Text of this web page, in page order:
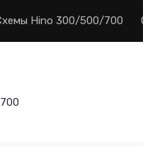
Hino 300/500/700